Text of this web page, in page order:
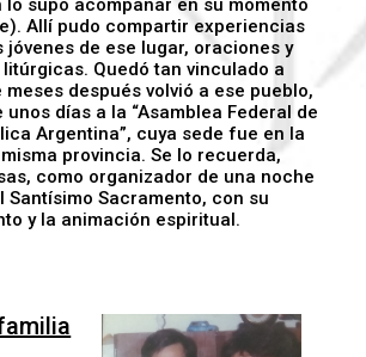
supo acompañar en su momento
Allí pudo compartir experiencias
jóvenes de ese lugar, oraciones y
Quedó tan vinculado a
meses después volvió a ese pueblo,
días a la “Asamblea Federal de
Argentina”, cuya sede fue en la
provincia. Se lo recuerda,
como organizador de una noche
Santísimo Sacramento, con su
y la animación espiritual.